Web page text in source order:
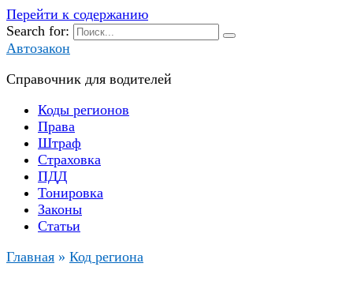
Перейти к содержанию
Search for:
Автозакон
Справочник для водителей
Коды регионов
Права
Штраф
Страховка
ПДД
Тонировка
Законы
Статьи
Главная » Код региона